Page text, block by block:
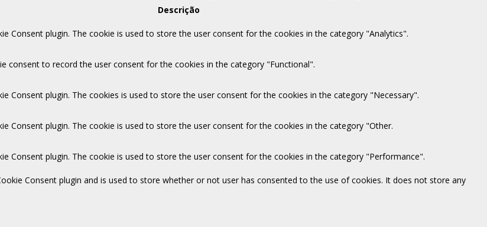
Descrição
Consent plugin. The cookie is used to store the user consent for the cookies in the category "Analytics".
consent to record the user consent for the cookies in the category "Functional".
Consent plugin. The cookies is used to store the user consent for the cookies in the category "Necessary".
Consent plugin. The cookie is used to store the user consent for the cookies in the category "Other.
Consent plugin. The cookie is used to store the user consent for the cookies in the category "Performance".
Consent plugin and is used to store whether or not user has consented to the use of cookies. It does not store any